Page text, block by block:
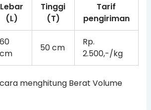
Lebar
(L)
Tinggi
(T)
Tarif
pengiriman
60
cm
50 cm
Rp.
2.500,-/kg
menghitung Berat Volume